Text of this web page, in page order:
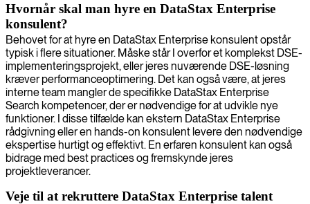
Hvornår skal man hyre en DataStax Enterprise
konsulent?
Behovet for at hyre en DataStax Enterprise konsulent opstår
typisk i flere situationer. Måske står I overfor et komplekst DSE-
implementeringsprojekt, eller jeres nuværende DSE-løsning
kræver performanceoptimering. Det kan også være, at jeres
interne team mangler de specifikke DataStax Enterprise
Search kompetencer, der er nødvendige for at udvikle nye
funktioner. I disse tilfælde kan ekstern DataStax Enterprise
rådgivning eller en hands-on konsulent levere den nødvendige
ekspertise hurtigt og effektivt. En erfaren konsulent kan også
bidrage med best practices og fremskynde jeres
projektleverancer.
Veje til at rekruttere DataStax Enterprise talent